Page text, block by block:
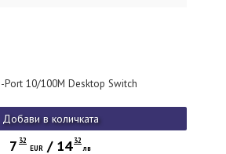
Port 10/100M Desktop Switch
Добави в количката
7 32
EUR / 14 32
лв